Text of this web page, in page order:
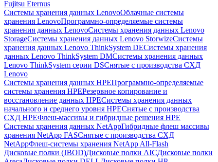
Fujitsu Eternus
Системы хранения данных LenovoОблачные системы
хранения LenovoПрограммно-определяемые системы
хранения данных LenovoСистемы хранения данных Lenovo
StorageСистемы хранения данных Lenovo StorwizeСистемы
хранения данных Lenovo ThinkSystem DEСистемы хранения
данных Lenovo ThinkSystem DMСистемы хранения данных
Lenovo ThinkSystem серии DSСнятые с производства СХД
Lenovo
Системы хранения данных HPEПрограммно-определяемые
системы хранения HPEРезервное копирование и
восстановление данных HPEСистемы хранения данных
начального и среднего уровня HPEСнятые с производства
СХД HPEФлеш-массивы и гибридные решения HPE
Cистемы хранения данных NetAppГибридные флеш массивы
хранения NetApp FASСнятые с производства СХД
NetAppФлеш-системы хранения NetApp All-Flash
Дисковые полки (JBOD)Дисковые полки AICДисковые полки